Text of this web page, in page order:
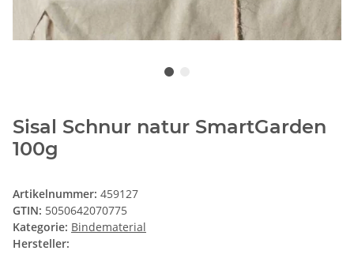
Sisal Schnur natur SmartGarden
100g
Artikelnummer: 459127
GTIN: 5050642070775
Kategorie: Bindematerial
Hersteller: